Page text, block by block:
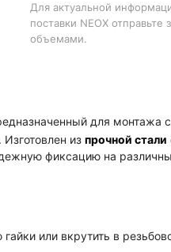
Для актуальной
поставки NEOX
объемами.
для монтажа
из прочной стали
фиксацию на
или вкрутить в